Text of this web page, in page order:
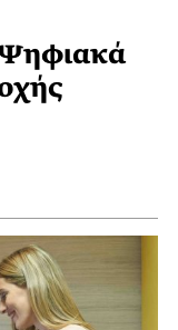
Ψηφιακά